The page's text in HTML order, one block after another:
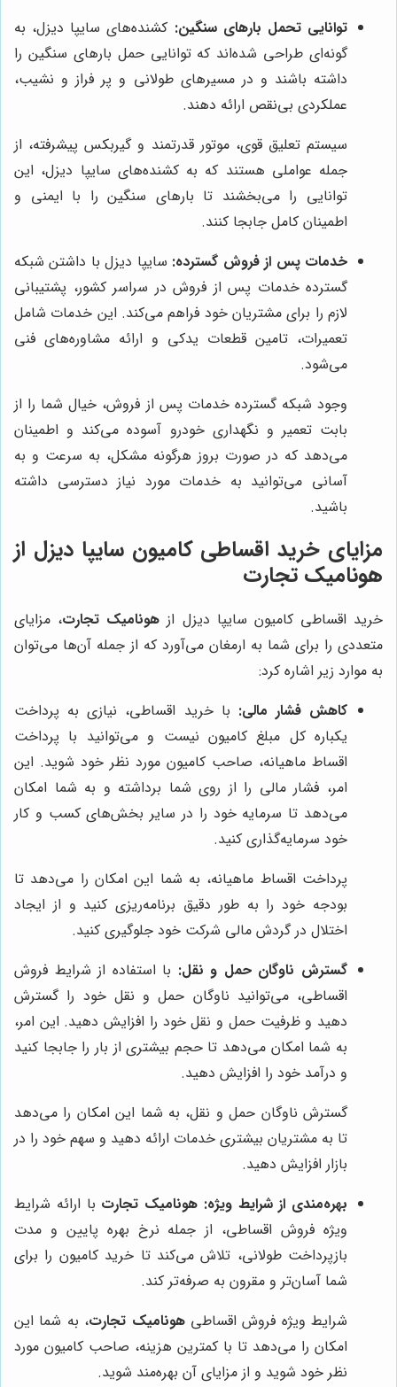
توانایی تحمل بارهای سنگین: کشنده‌های سایپا دیزل، به
گونه‌ای طراحی شده‌اند که توانایی حمل بارهای سنگین را
داشته باشند و در مسیرهای طولانی و پر فراز و نشیب،
عملکردی بی‌نقص ارائه دهند.
سیستم تعلیق قوی، موتور قدرتمند و گیربکس پیشرفته، از
جمله عواملی هستند که به کشنده‌های سایپا دیزل، این
توانایی را می‌بخشند تا بارهای سنگین را با ایمنی و
اطمینان کامل جابجا کنند.
خدمات پس از فروش گسترده: سایپا دیزل با داشتن شبکه
گسترده خدمات پس از فروش در سراسر کشور، پشتیبانی
لازم را برای مشتریان خود فراهم می‌کند. این خدمات شامل
تعمیرات، تامین قطعات یدکی و ارائه مشاوره‌های فنی
می‌شود.
وجود شبکه گسترده خدمات پس از فروش، خیال شما را از
بابت تعمیر و نگهداری خودرو آسوده می‌کند و اطمینان
می‌دهد که در صورت بروز هرگونه مشکل، به سرعت و به
آسانی می‌توانید به خدمات مورد نیاز دسترسی داشته
باشید.
مزایای خرید اقساطی کامیون سایپا دیزل از
هونامیک تجارت
خرید اقساطی کامیون سایپا دیزل از هونامیک تجارت، مزایای
متعددی را برای شما به ارمغان می‌آورد که از جمله آن‌ها می‌توان
به موارد زیر اشاره کرد:
کاهش فشار مالی: با خرید اقساطی، نیازی به پرداخت
یکباره کل مبلغ کامیون نیست و می‌توانید با پرداخت
اقساط ماهیانه، صاحب کامیون مورد نظر خود شوید. این
امر، فشار مالی را از روی شما برداشته و به شما امکان
می‌دهد تا سرمایه خود را در سایر بخش‌های کسب و کار
خود سرمایه‌گذاری کنید.
پرداخت اقساط ماهیانه، به شما این امکان را می‌دهد تا
بودجه خود را به طور دقیق برنامه‌ریزی کنید و از ایجاد
اختلال در گردش مالی شرکت خود جلوگیری کنید.
گسترش ناوگان حمل و نقل: با استفاده از شرایط فروش
اقساطی، می‌توانید ناوگان حمل و نقل خود را گسترش
دهید و ظرفیت حمل و نقل خود را افزایش دهید. این امر،
به شما امکان می‌دهد تا حجم بیشتری از بار را جابجا کنید
و درآمد خود را افزایش دهید.
گسترش ناوگان حمل و نقل، به شما این امکان را می‌دهد
تا به مشتریان بیشتری خدمات ارائه دهید و سهم خود را در
بازار افزایش دهید.
بهره‌مندی از شرایط ویژه: هونامیک تجارت با ارائه شرایط
ویژه فروش اقساطی، از جمله نرخ بهره پایین و مدت
بازپرداخت طولانی، تلاش می‌کند تا خرید کامیون را برای
شما آسان‌تر و مقرون به صرفه‌تر کند.
شرایط ویژه فروش اقساطیهونامیک تجارت، به شما این
امکان را می‌دهد تا با کمترین هزینه، صاحب کامیون مورد
نظر خود شوید و از مزایای آن بهره‌مند شوید.